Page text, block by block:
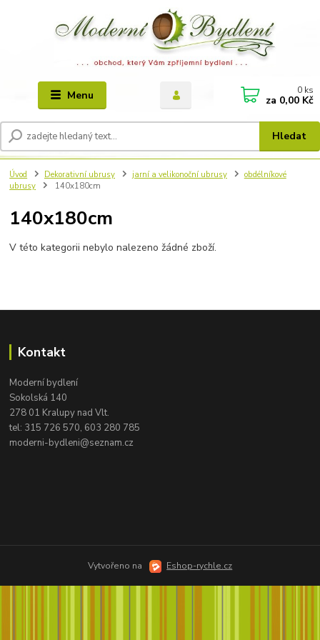
Menu
Hledat
0 ks
za 0,00 Kč
Úvod Dekorativní ubrusy jarní a velikonoční ubrusy
obdélníkové
ubrusy
140x180cm
140x180cm
V této kategorii nebylo nalezeno žádné zboží.
Kontakt
Moderní bydlení
Sokolská 140
278 01 Kralupy nad Vlt.
tel: 315 726 570, 603 280 785
moderni-bydleni@seznam.cz
Vytvořeno na Eshop-rychle.cz